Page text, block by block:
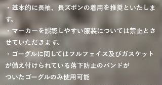
・基本的に長袖、長ズボンの着用を推奨といたしま
す。
・マーカーを誤認しやすい服装については禁止とさ
せていただきます。
・ゴーグルに関してはフルフェイス及びガスケット
が備え付けられている落下防止のバンドが
ついたゴーグルのみ使用可能